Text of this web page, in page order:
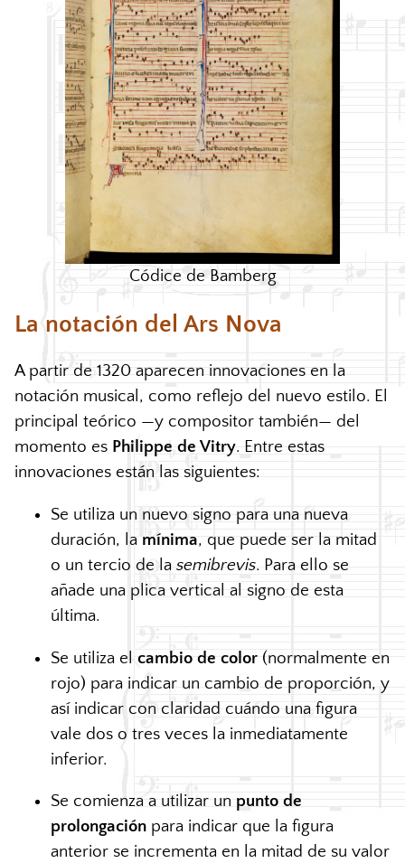
Códice de Bamberg
La notación del Ars Nova
A partir de 1320 aparecen innovaciones en la
notación musical, como reflejo del nuevo estilo. El
principal teórico —y compositor también— del
momento es Philippe de Vitry. Entre estas
innovaciones están las siguientes:
Se utiliza un nuevo signo para una nueva
duración, la mínima, que puede ser la mitad
o un tercio de la semibrevis. Para ello se
añade una plica vertical al signo de esta
última.
Se utiliza el cambio de color (normalmente en
rojo) para indicar un cambio de proporción, y
así indicar con claridad cuándo una figura
vale dos o tres veces la inmediatamente
inferior.
Se comienza a utilizar un punto de
prolongación para indicar que la figura
anterior se incrementa en la mitad de su valor